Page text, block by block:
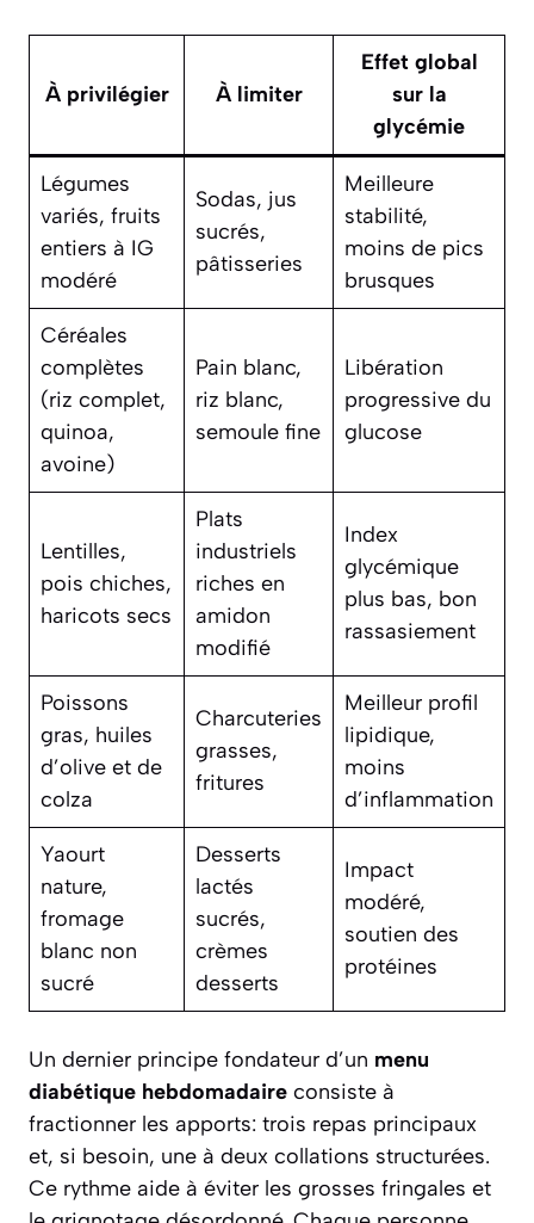
À privilégier À limiter
Effet global
sur la
glycémie
Légumes
variés, fruits
entiers à IG
modéré
Sodas, jus
sucrés,
pâtisseries
Meilleure
stabilité,
moins de pics
brusques
Céréales
complètes
(riz complet,
quinoa,
avoine)
Pain blanc,
riz blanc,
semoule fine
Libération
progressive du
glucose
Lentilles,
pois chiches,
haricots secs
Plats
industriels
riches en
amidon
modifié
Index
glycémique
plus bas, bon
rassasiement
Poissons
gras, huiles
d’olive et de
colza
Charcuteries
grasses,
fritures
Meilleur profil
lipidique,
moins
d’inflammation
Yaourt
nature,
fromage
blanc non
sucré
Desserts
lactés
sucrés,
crèmes
desserts
Impact
modéré,
soutien des
protéines
Un dernier principe fondateur d’un menu
diabétique hebdomadaire consiste à
fractionner les apports: trois repas principaux
et, si besoin, une à deux collations structurées.
Ce rythme aide à éviter les grosses fringales et